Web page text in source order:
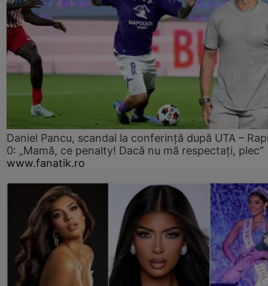
Daniel Pancu, scandal la conferință după UTA –
0: „Mamă, ce penalty! Dacă nu mă respectați, plec”
www.fanatik.ro